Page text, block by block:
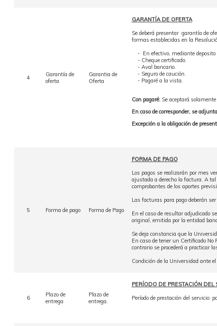
4
Garantía de
oferta
Garantia de
Oferta
GARANTÍA DE OFERTA
Se deberá presentar garantía de
formas establecidas en la
- En efectivo, mediante deposito
- Cheque certificado.
- Aval bancario.
- Seguro de caución.
- Pagaré a la vista.
Con pagaré:Se aceptará
En caso de corresponder, se
Excepción a la obligación de
5 Forma de pago Forma de Pago
FORMA DE PAGO
Los pagos se realizarán por mes
ajustada a derecho la factura. A
comprobantes de los aportes
Las facturas para pago deberán
En el caso de resultar adjudicado
original, emitida por la entidad
Se deja constancia que la
En caso de tener un Certificado
contrario se procederá a practicar
Condición de la Universidad ante
6
Plazo de
entrega
Plazo de
entrega.
PERÍODO DE PRESTACIÓN DEL
Período de prestación del servicio: